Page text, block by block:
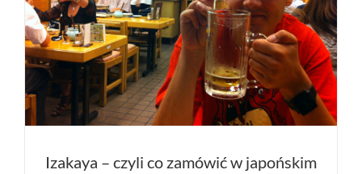
Izakaya – czyli co zamówić w japońskim